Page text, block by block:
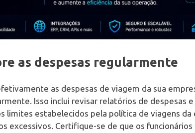
as despesas regularmente
as despesas de viagem da sua
Isso inclui revisar relatórios de despesas
limites estabelecidos pela política de viagens
excessivos. Certifique-se de que os